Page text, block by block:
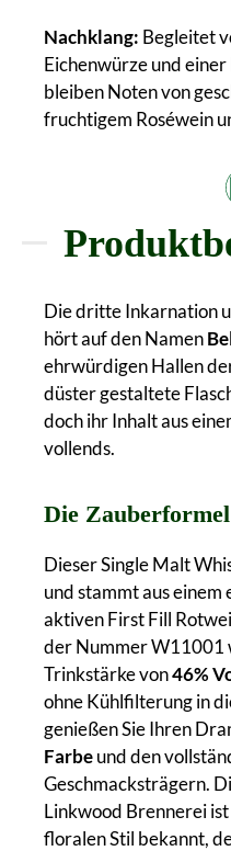
Nachklang: Begleitet
Eichenwürze und
bleiben Noten von
fruchtigem Roséwein
Die dritte Inkarnation
hört auf den Namen
ehrwürdigen Hallen
düster gestaltete
doch ihr Inhalt aus
vollends.
Die
Dieser Single Malt
und stammt aus einem
aktiven First Fill
der Nummer W11001
Trinkstärke von46%
ohne Kühlfilterung in
genießen Sie Ihren
Farbeund den
Geschmacksträgern.
Linkwood Brennerei
floralen Stil bekannt,